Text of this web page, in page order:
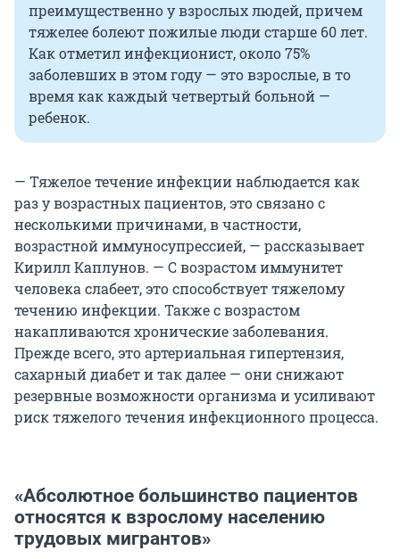
преимущественно у взрослых людей, причем
тяжелее болеют пожилые люди старше 60 лет.
Как отметил инфекционист, около 75%
заболевших в этом году — это взрослые, в то
время как каждый четвертый больной —
ребенок.
— Тяжелое течение инфекции наблюдается как
раз у возрастных пациентов, это связано с
несколькими причинами, в частности,
возрастной иммуносупрессией, — рассказывает
Кирилл Каплунов. — С возрастом иммунитет
человека слабеет, это способствует тяжелому
течению инфекции. Также с возрастом
накапливаются хронические заболевания.
Прежде всего, это артериальная гипертензия,
сахарный диабет и так далее — они снижают
резервные возможности организма и усиливают
риск тяжелого течения инфекционного процесса.
«Абсолютное большинство пациентов
относятся к взрослому населению
трудовых мигрантов»